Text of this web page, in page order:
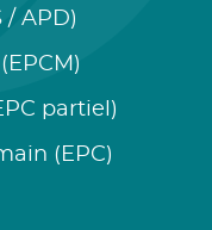
/ APD)
partiel)
(EPC)